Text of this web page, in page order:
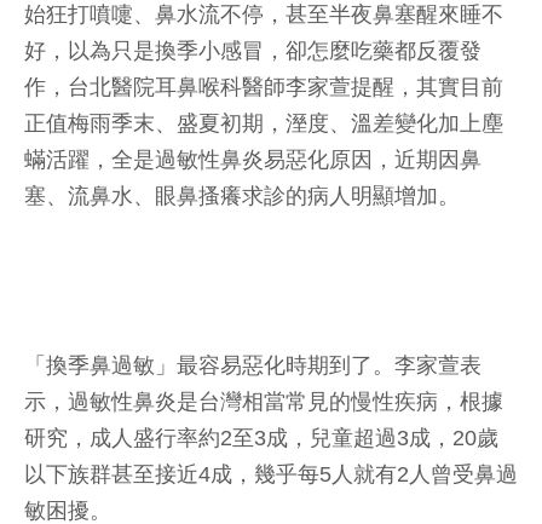
始狂打噴嚏、鼻水流不停，甚至半夜鼻塞醒來睡不
好，以為只是換季小感冒，卻怎麼吃藥都反覆發
作，台北醫院耳鼻喉科醫師李家萱提醒，其實目前
正值梅雨季末、盛夏初期，溼度、溫差變化加上塵
蟎活躍，全是過敏性鼻炎易惡化原因，近期因鼻
塞、流鼻水、眼鼻搔癢求診的病人明顯增加。
「換季鼻過敏」最容易惡化時期到了。李家萱表
示，過敏性鼻炎是台灣相當常見的慢性疾病，根據
研究，成人盛行率約2至3成，兒童超過3成，20歲
以下族群甚至接近4成，幾乎每5人就有2人曾受鼻過
敏困擾。